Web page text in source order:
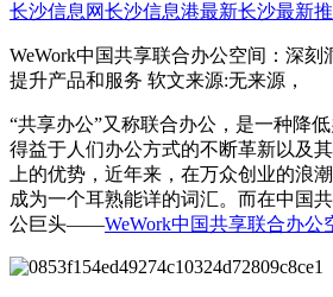
长沙信息网长沙信息港最新长沙最新
WeWork中国共享联合办公空间：深
提升产品和服务 软文来源:无来源，
“共享办公”又称联合办公，是一种降
得益于人们办公方式的不断革新以及
上的优势，近年来，在万众创业的浪
成为一个耳熟能详的词汇。而在中国
公巨头——WeWork中国共享联合办公